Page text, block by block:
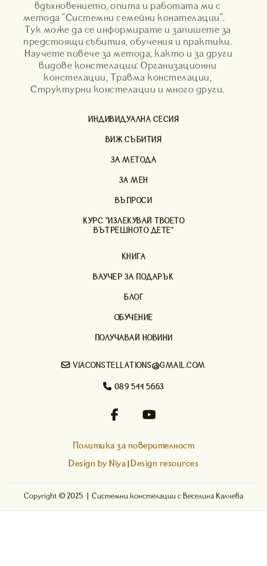
вдъхновението, опита и работата ми с
метода "Системни семейни конателации".
Тук може да се информирате и запишете за
предстоящи събития, обучения и практики.
Научете повече за метода, както и за други
видове констелации: Организационни
констелации, Травма констелации,
Структурни констелации и много други.
ИНДИВИДУАЛНА СЕСИЯ
ВИЖ СЪБИТИЯ
ЗА МЕТОДА
ЗА МЕН
ВЪПРОСИ
КУРС "ИЗЛЕКУВАЙ ТВОЕТО
ВЪТРЕШНОТО ДЕТЕ"
КНИГА
ВАУЧЕР ЗА ПОДАРЪК
БЛОГ
ОБУЧЕНИЕ
ПОЛУЧАВАЙ НОВИНИ
VIACONSTELLATIONS@GMAIL.COM
 089 544 5663
 
Политика за поверителност
Design by Niya Design resources
Copyright © 2025 | Системни констелации с Веселина Калчева